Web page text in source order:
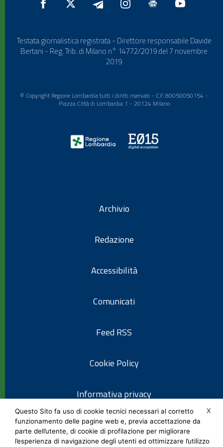
Testata giornalistica registrata - Direttore responsabile Davide
Bertani - Reg. Trib. di Milano n° 14772/2019 del 7 novembre
2019
© Copyright Regione Lombardia tutti i diritti riservati - C.F. 80050050154 -
Piazza Città di Lombardia 1 - 20124 Milano
Archivio
Redazione
Accessibilità
Comunicati
Feed RSS
Cookie Policy
Informativa privacy
Note legali
X
Questo Sito fa uso di cookie tecnici necessari al corretto
funzionamento delle pagine web e, previa accettazione da
parte dell’utente, di cookie di profilazione per migliorare
l’esperienza di navigazione degli utenti ed ottimizzare l’utilizzo